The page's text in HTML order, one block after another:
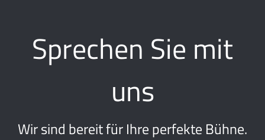
Sprechen Sie mit
uns
Wir sind bereit für Ihre perfekte Bühne.